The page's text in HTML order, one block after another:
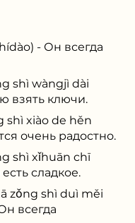
- Он всегда
shì wàngjì dài
взять ключи.
shì xiào de hěn
очень радостно.
shì xǐhuān chī
сладкое.
zǒng shì duì měi
всегда